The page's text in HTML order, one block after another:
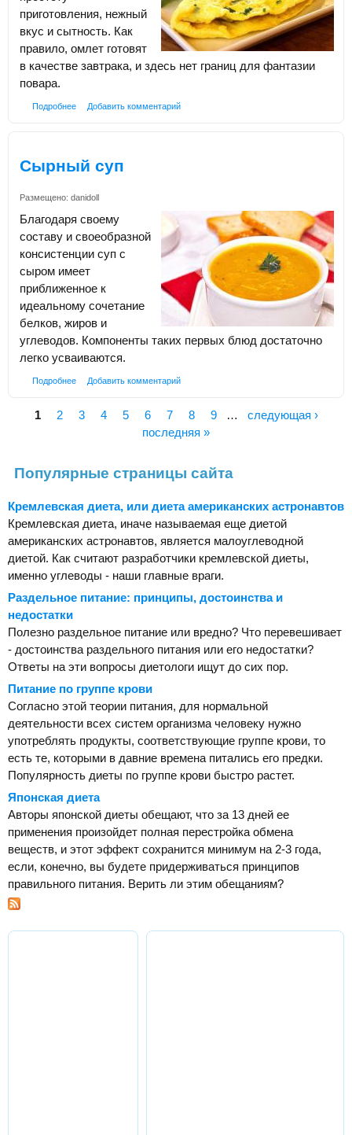
приготовления, нежный
вкус и сытность. Как
правило, омлет готовят
в качестве завтрака, и здесь нет границ для фантазии
повара.
Подробнее Добавить комментарий
Сырный суп
Размещено: danidoll
Благодаря своему
составу и своеобразной
консистенции суп с
сыром имеет
приближенное к
идеальному сочетание
белков, жиров и
углеводов. Компоненты таких первых блюд достаточно
легко усваиваются.
Подробнее Добавить комментарий
1 2 3 4 5 6 7 8 9 …
следующая ›
последняя »
Популярные страницы сайта
Кремлевская диета, или диета американских астронавтов
Кремлевская диета, иначе называемая еще диетой
американских астронавтов, является малоуглеводной
диетой. Как считают разработчики кремлевской диеты,
именно углеводы - наши главные враги.
Раздельное питание: принципы, достоинства и
недостатки
Полезно раздельное питание или вредно? Что перевешивает
- достоинства раздельного питания или его недостатки?
Ответы на эти вопросы диетологи ищут до сих пор.
Питание по группе крови
Согласно этой теории питания, для нормальной
деятельности всех систем организма человеку нужно
употреблять продукты, соответствующие группе крови, то
есть те, которыми в давние времена питались его предки.
Популярность диеты по группе крови быстро растет.
Японская диета
Авторы японской диеты обещают, что за 13 дней ее
применения произойдет полная перестройка обмена
веществ, и этот эффект сохранится минимум на 2-3 года,
если, конечно, вы будете придерживаться принципов
правильного питания. Верить ли этим обещаниям?